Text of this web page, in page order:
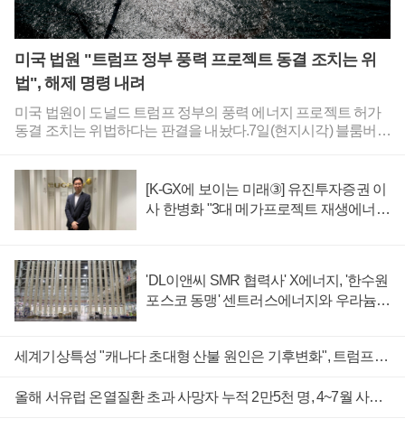
미국 법원 "트럼프 정부 풍력 프로젝트 동결 조치는 위
법", 해제 명령 내려
미국 법원이 도널드 트럼프 정부의 풍력 에너지 프로젝트 허가
동결 조치는 위법하다는 판결을 내놨다.7일(현지시각) 블룸버그
젝트 동결 조치를 해제하라고 명령했다고 보도했다.국방부는
올해 4월부터 국가 안보에 풍력 터빈이 위협이 된다는 것을 사
유로 들어 풍력 프로젝트 관련 검토를 일체 중단했다.이번 소송
을 제기한 재생에너지 관련 단체들에 따르면 미국에서 풍력 프
다. 연방항공청에 서류를 제출하려면 국방부의 사전 평가를 받
아야 하는데 국방부가 이를 거부하고 있는 것이다.이로 인해 25
개 주에 걸쳐 100여 개가 넘는 풍력 프로젝트의 승인이 지연되
고 있다.카린 이머구트 미국 메릴랜드주 연방지방법원 판사는
발생하는 국가 안보 우려를 평가하도록 하는 법적 체계를 확립
했고 국방부도 자국 기관에 구속력을 갖는 자체 규정을 공포한
지 취사선택할 수 없다'고 강조했다.이어 '국방부는 검토 과정을
[K-GX에 보이는 미래③] 유진투자증권 이
사 한병화 "3대 메가프로젝트 재생에너지
'DL이앤씨 SMR 협력사' X에너지, '한수원
포스코 동맹' 센트러스에너지와 우라늄
세계기상특성 "캐나다 초대형 산불 원인은 기후변화", 트럼프 "산림 관리 미흡" 주장에 반론
올해 서유럽 온열질환 초과 사망자 누적 2만5천 명, 4~7월 사이에 집중 발생